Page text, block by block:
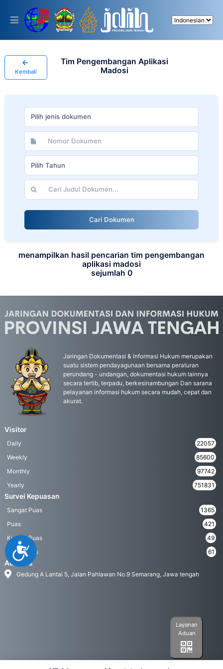
This
includes
accessibility
Accessibility
Kembali
Tim Pengembangan Aplikasi
Madosi
Pilih jenis dokumen
Pilih Tahun
Cari Dokumen
menampilkan hasil pencarian tim pengembangan
aplikasi madosi
sejumlah 0
Jaringan Dokumentasi & Informasi Hukum merupakan
suatu sistem pendayagunaan bersama peraturan
perundang - undangan, dokumentasi hukum lainnya
secara tertib, terpadu, berkesinambungan Dan sarana
pelayanan informasi hukum secara mudah, cepat dan
akurat.
Visitor
Daily
22057
Weekly
85600
Monthly
97742
Yearly
751831
Survei Kepuasan
Sangat Puas
1365
Puas
421
Kurang Puas
49
Tidak Puas
61
Address
Gedung A Lantai 5, Jalan Pahlawan No.9 Semarang, Jawa tengah
Layanan
Aduan